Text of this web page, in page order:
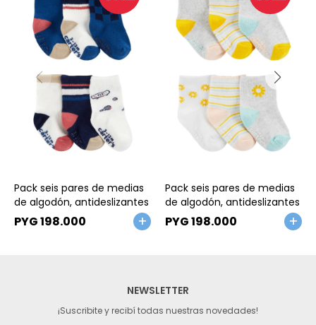
Pack seis pares de medias
de algodón, antideslizantes
PYG198.000
Pack seis pares de medias
de algodón, antideslizantes
PYG198.000
NEWSLETTER
¡Suscribite y recibí todas nuestras novedades!